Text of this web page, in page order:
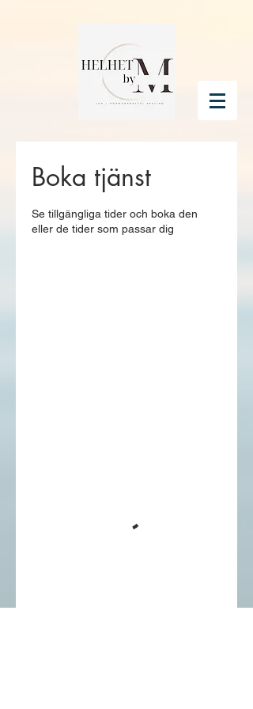
Boka tjänst
Se tillgängliga tider och boka den
eller de tider som passar dig